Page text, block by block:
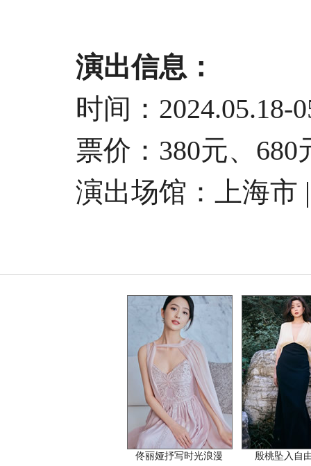
演出信息：
时间：2024.05.18-
票价：380元、680
演出场馆：上海市 |
佟丽娅抒写时光浪漫 殷桃坠入自